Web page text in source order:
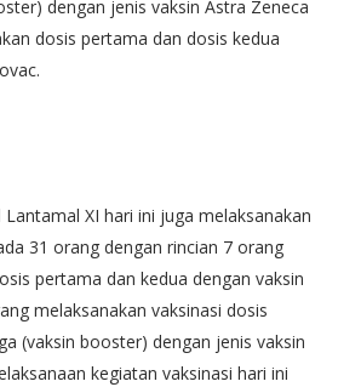
dengan jenis vaksin Astra Zeneca
dosis pertama dan dosis kedua
XI hari ini juga melaksanakan
31 orang dengan rincian 7 orang
pertama dan kedua dengan vaksin
melaksanakan vaksinasi dosis
(vaksin booster) dengan jenis vaksin
kegiatan vaksinasi hari ini